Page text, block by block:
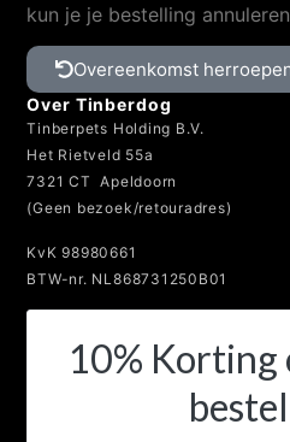
kun je je bestelling
Overeenkomst
Over Tinberdog
Tinberpets Holding B.V.
Het Rietveld 55a
7321 CT Apeldoorn
(Geen bezoek/retouradres)
KvK 98980661
BTW-nr. NL868731250B01
10% Korting